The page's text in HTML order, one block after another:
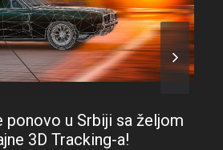
ponovo u Srbiji sa željom
3D Tracking-a!